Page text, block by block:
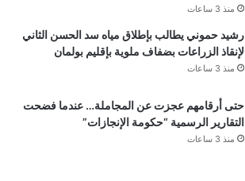
منذ 3 ساعات
رشيد حموني يطالب بإطلاق مياه سد الحسن الثاني
لإنقاذ الزراعات بضفاف ملوية بإقليم بولمان
منذ 3 ساعات
حتى أرقامهم عجزت عن المجاملة… عندما فضحت
التقارير الرسمية “حكومة الإنجازات”
منذ 3 ساعات